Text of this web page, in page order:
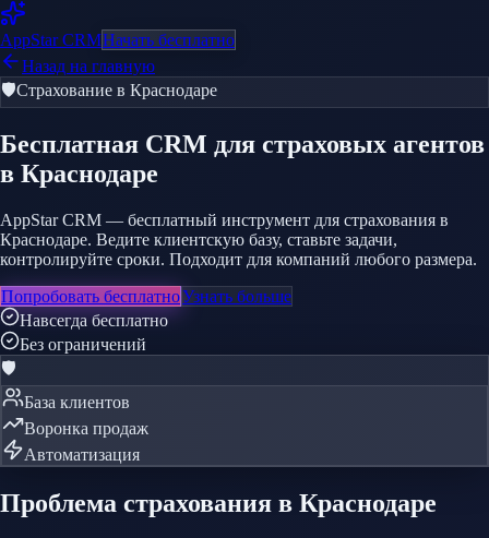
AppStarCRMНачать бесплатно
Назад на главную
🛡️Страхование в Краснодаре
Бесплатная CRM для страховых агентов
в Краснодаре
AppStar CRM — бесплатный инструмент для страхования в
Краснодаре. Ведите клиентскую базу, ставьте задачи,
контролируйте сроки. Подходит для компаний любого размера.
Попробовать бесплатноУзнать больше
Навсегда бесплатно
Без ограничений
🛡️
База клиентов
Воронка продаж
Автоматизация
Проблема страхования в Краснодаре